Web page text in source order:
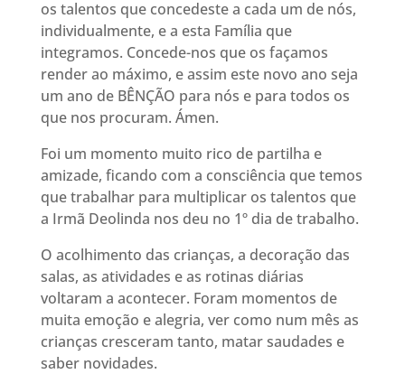
os talentos que concedeste a cada um de nós,
individualmente, e a esta Família que
integramos. Concede-nos que os façamos
render ao máximo, e assim este novo ano seja
um ano de BÊNÇÃO para nós e para todos os
que nos procuram. Ámen.
Foi um momento muito rico de partilha e
amizade, ficando com a consciência que temos
que trabalhar para multiplicar os talentos que
a Irmã Deolinda nos deu no 1º dia de trabalho.
O acolhimento das crianças, a decoração das
salas, as atividades e as rotinas diárias
voltaram a acontecer. Foram momentos de
muita emoção e alegria, ver como num mês as
crianças cresceram tanto, matar saudades e
saber novidades.